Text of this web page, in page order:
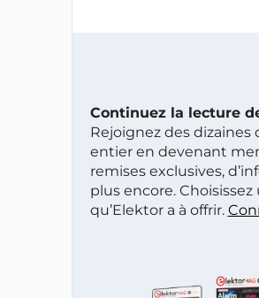
Continuez la lecture
Rejoignez des dizaines
entier en devenant
remises exclusives,
plus encore.
qu’Elektor a à offrir.